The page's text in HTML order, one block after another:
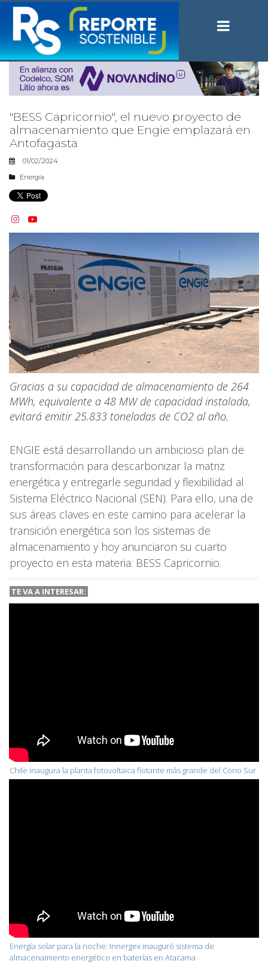
"BESS Capricornio", el nuevo proyecto de
almacenamiento que Engie emplazará en
Antofagasta
01/02/2024
Energía
 
Gracias a su capacidad de almacenamiento de 264
MWh, equivalente a 48 MW de capacidad instalada,
evitará emitir 25.833 toneladas de CO2 al año.
ENGIE está desarrollando un ambicioso plan de
transformación para descarbonizar la matriz
energética y entregarle seguridad y flexibilidad al
Sistema Eléctrico Nacional (SEN). Para ello, una de
sus áreas claves en este camino para acelerar la
transición energética son los sistemas de
almacenamiento y hoy anunciaron su cuarto
proyecto en esta materia: BESS Capricornio.
TE VA A INTERESAR:
Chile inaugura la planta fotovoltaica flotante más grande del Cono Sur
Energía solar para la noche: Innergex inauguró sistema de
almacenamiento energético en baterías en Atacama